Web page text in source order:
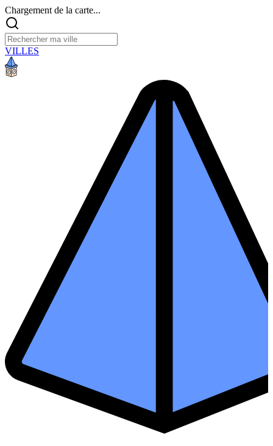
Chargement de la carte...
VILLES